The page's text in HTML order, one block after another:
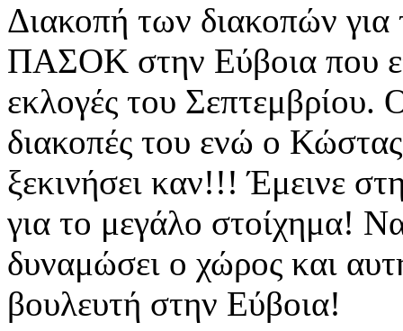
Διακοπή των διακοπών
ΠΑΣΟΚ στην Εύβοια που
εκλογές του
διακοπές του ενώ ο
ξεκινήσει καν!!! Έμεινε
για το μεγάλο στοίχημα!
δυναμώσει ο χώρος και
βουλευτή στην Εύβοια!